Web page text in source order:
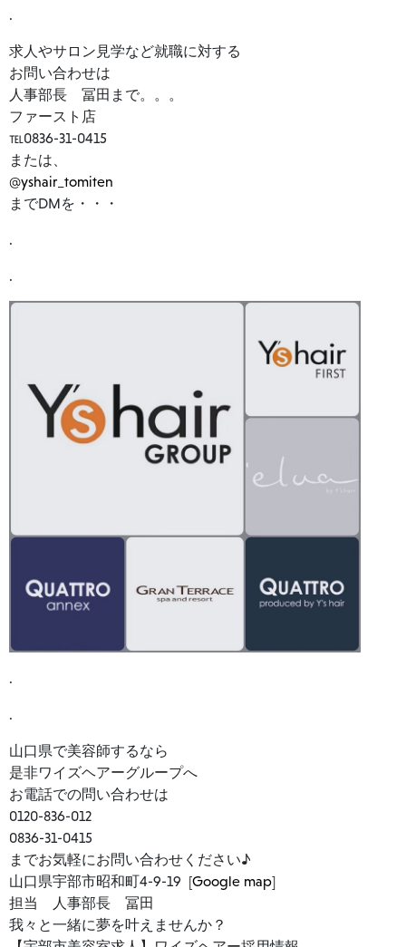
求人やサロン見学など就職に対する
お問い合わせは
人事部長 冨田まで。。。
ファースト店
℡0836-31-0415
または、
@yshair_tomiten
までDMを・・・
山口県で美容師するなら
是非ワイズヘアーグループへ
お電話での問い合わせは
0120-836-012
0836-31-0415
までお気軽にお問い合わせください♪
山口県宇部市昭和町4-9-19 [Google map]
担当 人事部長 冨田
我々と一緒に夢を叶えませんか？